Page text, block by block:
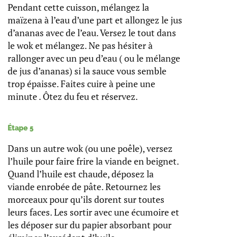
Pendant cette cuisson, mélangez la
maïzena à l’eau d’une part et allongez le jus
d’ananas avec de l’eau. Versez le tout dans
le wok et mélangez. Ne pas hésiter à
rallonger avec un peu d’eau ( ou le mélange
de jus d’ananas) si la sauce vous semble
trop épaisse. Faites cuire à peine une
minute . Ôtez du feu et réservez.
Étape 5
Dans un autre wok (ou une poêle), versez
l’huile pour faire frire la viande en beignet.
Quand l’huile est chaude, déposez la
viande enrobée de pâte. Retournez les
morceaux pour qu’ils dorent sur toutes
leurs faces. Les sortir avec une écumoire et
les déposer sur du papier absorbant pour